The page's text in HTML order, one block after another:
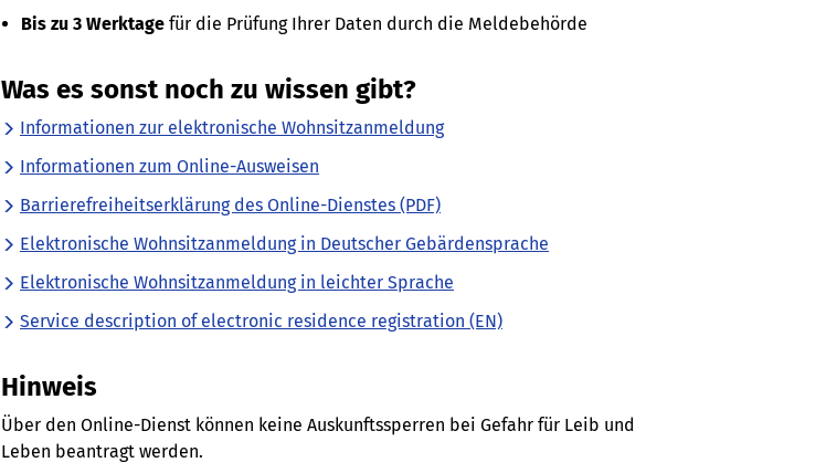
Bis zu 3 Werktagefür die Prüfung Ihrer Daten durch die Meldebehörde
Was es sonst noch zu wissen gibt?
Informationen zur elektronische Wohnsitzanmeldung
Informationen zum Online-Ausweisen
Barrierefreiheitserklärung des Online-Dienstes (PDF)
Elektronische Wohnsitzanmeldung in Deutscher Gebärdensprache
Elektronische Wohnsitzanmeldung in leichter Sprache
Service description of electronic residence registration (EN)
Hinweis
Über den Online-Dienst können keine Auskunftssperren bei Gefahr für Leib und
Leben beantragt werden.